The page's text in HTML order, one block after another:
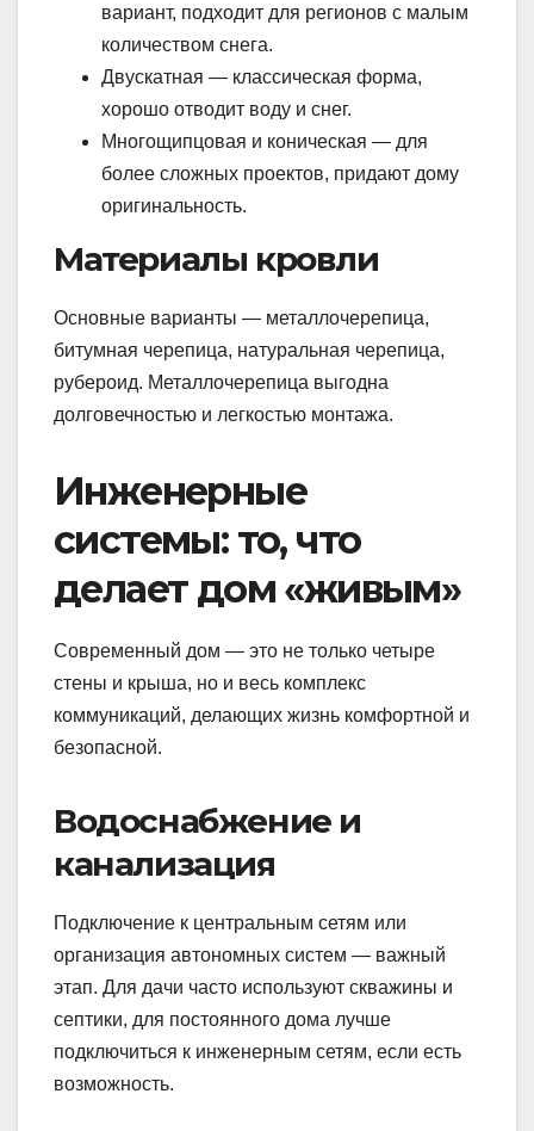
вариант, подходит для регионов с малым
количеством снега.
Двускатная — классическая форма,
хорошо отводит воду и снег.
Многощипцовая и коническая — для
более сложных проектов, придают дому
оригинальность.
Материалы кровли
Основные варианты — металлочерепица,
битумная черепица, натуральная черепица,
рубероид. Металлочерепица выгодна
долговечностью и легкостью монтажа.
Инженерные
системы: то, что
делает дом «живым»
Современный дом — это не только четыре
стены и крыша, но и весь комплекс
коммуникаций, делающих жизнь комфортной и
безопасной.
Водоснабжение и
канализация
Подключение к центральным сетям или
организация автономных систем — важный
этап. Для дачи часто используют скважины и
септики, для постоянного дома лучше
подключиться к инженерным сетям, если есть
возможность.